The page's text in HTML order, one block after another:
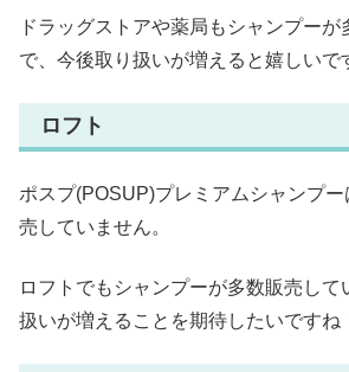
ドラッグストアや薬局もシャンプー
で、今後取り扱いが増えると嬉しいで
ロフト
ポスプ(POSUP)プレミアムシャンプ
売していません。
ロフトでもシャンプーが多数販売して
扱いが増えることを期待したいですね